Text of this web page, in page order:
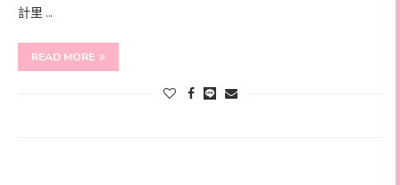
計里 …
READ MORE